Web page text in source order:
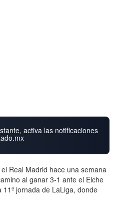
activa las notificaciones
Real Madrid hace una semana
al ganar 3-1 ante el Elche
jornada de LaLiga, donde